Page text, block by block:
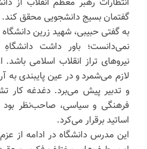
گفتمان بسیج دانشجویی محقق کند.
به گفتی حبیبی، شهید زرین
نمی‌دانست؛ باور داشت
نیروهای تراز انقلاب اسلامی
لازم می‌شمرد و در عین پایبندی به
و تدبیر پیش می‌برد. دغدغه کار
فرهنگی و سیاسی، صاحب‌نظر بود و
اساتید برقرار می‌کرد.
این مدرس دانشگاه در ادامه از